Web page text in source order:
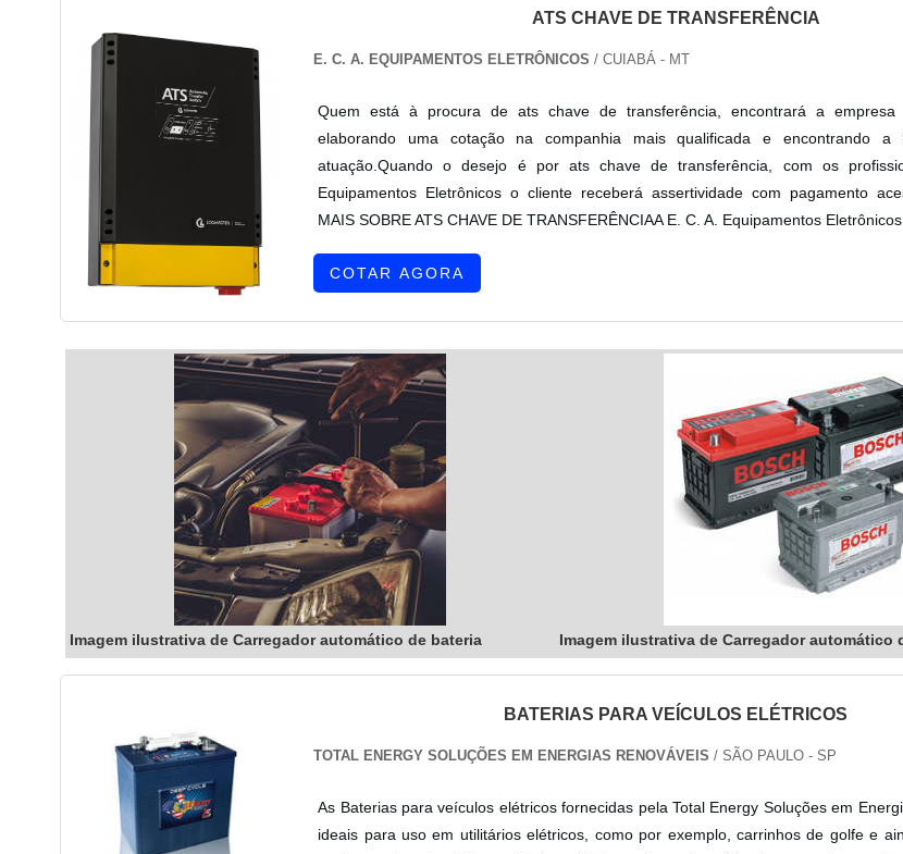
ATS CHAVE DE TRANSFERÊNCIA
E. C. A. EQUIPAMENTOS ELETRÔNICOS/ CUIABÁ - MT
Quem está à procura de ats chave de transferência, encontrará a
elaborando uma cotação na companhia mais qualificada e encontrando
atuação.Quando o desejo é por ats chave de transferência, com os
Equipamentos Eletrônicos o cliente receberá assertividade com pagamento
MAIS SOBRE ATS CHAVE DE TRANSFERÊNCIAA E. C. A. Equipamentos Eletrônicos
COTAR AGORA
Imagem ilustrativa de Carregador automático de bateria Imagem ilustrativa de Carregador automático
BATERIAS PARA VEÍCULOS ELÉTRICOS
TOTAL ENERGY SOLUÇÕES EM ENERGIAS RENOVÁVEIS / SÃO PAULO - SP
As Baterias para veículos elétricos fornecidas pela Total Energy Soluções em
ideais para uso em utilitários elétricos, como por exemplo, carrinhos de golfe e